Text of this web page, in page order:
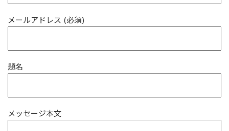
メールアドレス (必須)
題名
メッセージ本文